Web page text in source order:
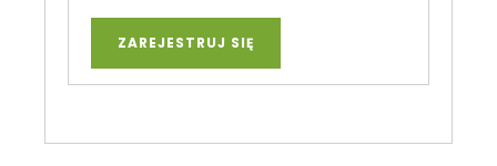
ZAREJESTRUJ SIĘ